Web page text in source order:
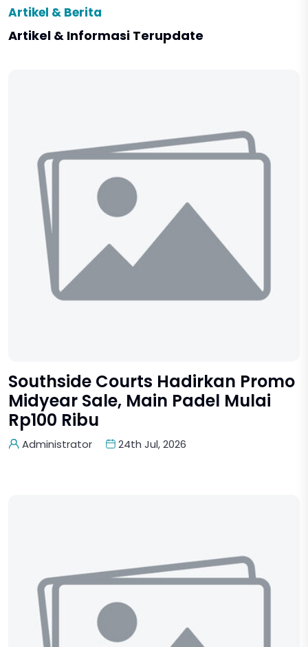
Artikel & Berita
Artikel & Informasi Terupdate
Southside Courts Hadirkan Promo
Midyear Sale, Main Padel Mulai
Rp100 Ribu
Administrator 24th Jul, 2026